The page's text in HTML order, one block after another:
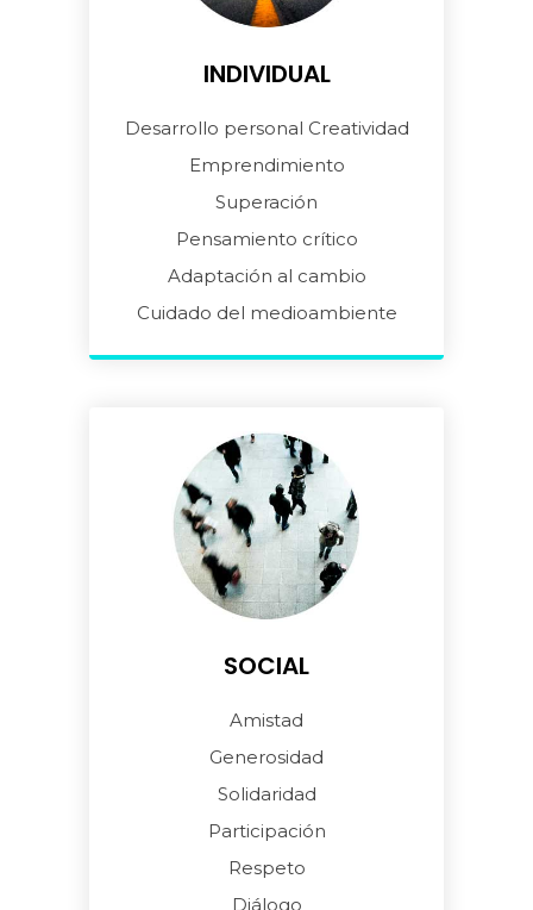
INDIVIDUAL
Desarrollo personal Creatividad
Emprendimiento
Superación
Pensamiento crítico
Adaptación al cambio
Cuidado del medioambiente
SOCIAL
Amistad
Generosidad
Solidaridad
Participación
Respeto
Diálogo